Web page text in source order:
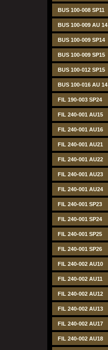
BUS 100-008 SP11
BUS 100-009 AU 14
BUS 100-009 SP14
BUS 100-009 SP15
BUS 100-012 SP15
BUS 100-016 AU 14
FIL 190-003 SP24
FIL 240-001 AU15
FIL 240-001 AU16
FIL 240-001 AU21
FIL 240-001 AU22
FIL 240-001 AU23
FIL 240-001 AU24
FIL 240-001 SP23
FIL 240-001 SP24
FIL 240-001 SP25
FIL 240-001 SP26
FIL 240-002 AU10
FIL 240-002 AU11
FIL 240-002 AU12
FIL 240-002 AU13
FIL 240-002 AU17
FIL 240-002 AU18